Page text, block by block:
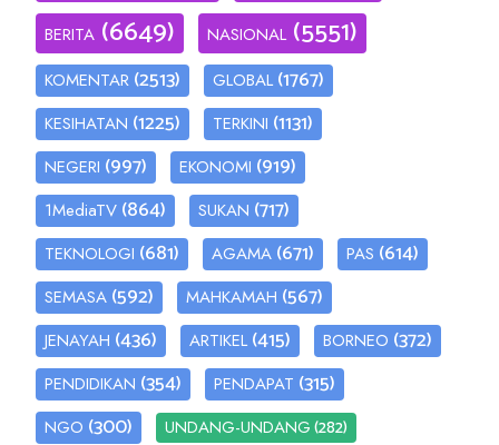
BERITA (6649) NASIONAL (5551)
KOMENTAR (2513) GLOBAL (1767)
KESIHATAN (1225) TERKINI (1131)
NEGERI (997) EKONOMI (919)
1MediaTV (864) SUKAN (717)
TEKNOLOGI (681) AGAMA (671) PAS (614)
SEMASA (592) MAHKAMAH (567)
JENAYAH (436) ARTIKEL (415) BORNEO (372)
PENDIDIKAN (354) PENDAPAT (315)
NGO (300) UNDANG-UNDANG(282)